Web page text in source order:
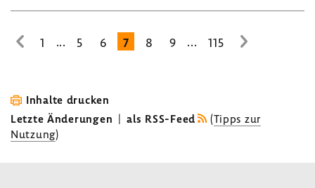
zur
Seite
1 ... 5 6 7 8 9 ... 115
zur
Inhalte drucken
Letzte Änderungen | als RSS-Feed (Tipps zur
Nutzung)